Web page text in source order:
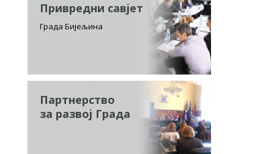
Привредни савјет
Града Бијељина
Партнерство
за развој Града